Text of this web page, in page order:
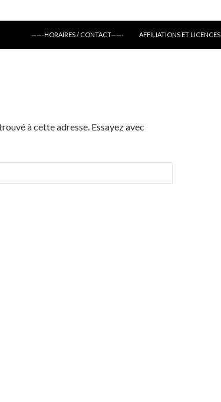
——-HORAIRES / CONTACT——-
AFFILIATIONS ET LICENCES
à cette adresse. Essayez avec